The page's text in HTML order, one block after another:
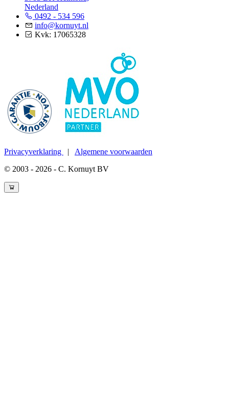
Nederland
0492 - 534 596
info@kornuyt.nl
Kvk: 17065328
Privacyverklaring | Algemene voorwaarden
© 2003 - 2026 - C. Kornuyt BV